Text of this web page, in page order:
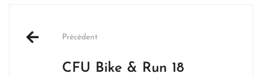
navigation
Précédent
CFU Bike & Run 18